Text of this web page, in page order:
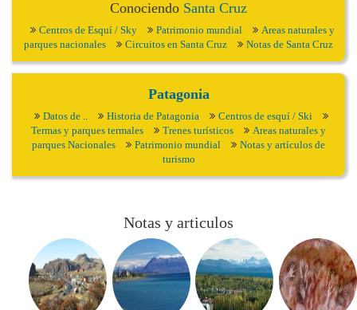
Conociendo Santa Cruz
Centros de Esquí / Sky Patrimonio mundial
Areas naturales y
parques nacionales
Circuitos en Santa Cruz Notas de Santa Cruz
Patagonia
Datos de .. Historia de Patagonia
Centros de esquí / Ski
Termas y parques termales
Trenes turísticos
Areas naturales y
parques Nacionales
Patrimonio mundial
Notas y artículos de
turismo
Notas y articulos